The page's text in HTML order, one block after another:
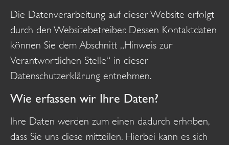
Die Datenverarbeitung auf dieser Website erfolgt
durch den Websitebetreiber. Dessen Kontaktdaten
können Sie dem Abschnitt „Hinweis zur
Verantwortlichen Stelle“ in dieser
Datenschutzerklärung entnehmen.
Wie erfassen wir Ihre Daten?
Ihre Daten werden zum einen dadurch erhoben,
dass Sie uns diese mitteilen. Hierbei kann es sich